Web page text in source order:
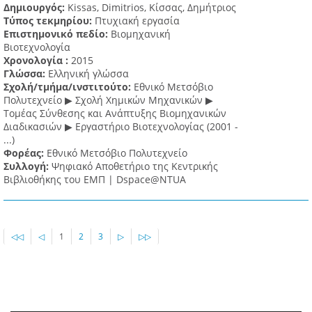
Δημιουργός: Kissas, Dimitrios, Κίσσας, Δημήτριος
Τύπος τεκμηρίου: Πτυχιακή εργασία
Επιστημονικό πεδίο: Βιομηχανική
Βιοτεχνολογία
Χρονολογία : 2015
Γλώσσα: Ελληνική γλώσσα
Σχολή/τμήμα/ινστιτούτο: Εθνικό Μετσόβιο
Πολυτεχνείο ▶ Σχολή Χημικών Μηχανικών ▶
Τομέας Σύνθεσης και Ανάπτυξης Βιομηχανικών
Διαδικασιών ▶ Εργαστήριο Βιοτεχνολογίας (2001 -
...)
Φορέας: Εθνικό Μετσόβιο Πολυτεχνείο
Συλλογή: Ψηφιακό Αποθετήριο της Κεντρικής
Βιβλιοθήκης του ΕΜΠ | Dspace@NTUA
◁◁ ◁ 1 2 3 ▷ ▷▷